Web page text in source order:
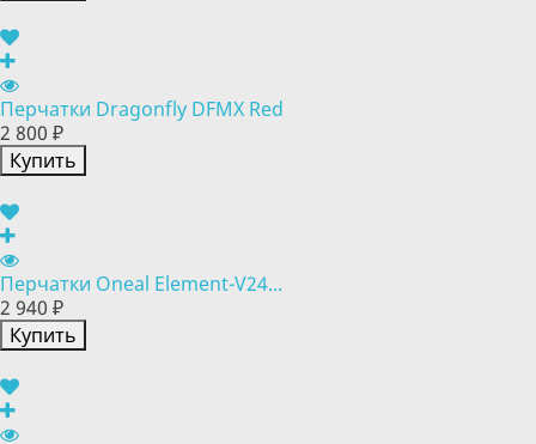
Перчатки Dragonfly DFMX Red
2 800 ₽
Купить
Перчатки Oneal Element-V24...
2 940 ₽
Купить